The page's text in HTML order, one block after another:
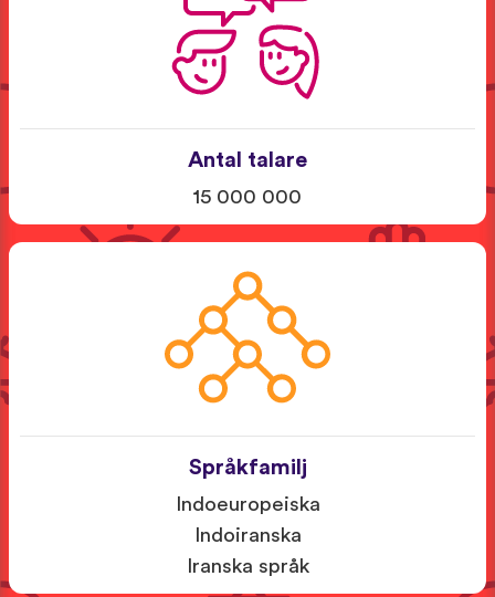
Antal talare
15 000 000
Språkfamilj
Indoeuropeiska
Indoiranska
Iranska språk